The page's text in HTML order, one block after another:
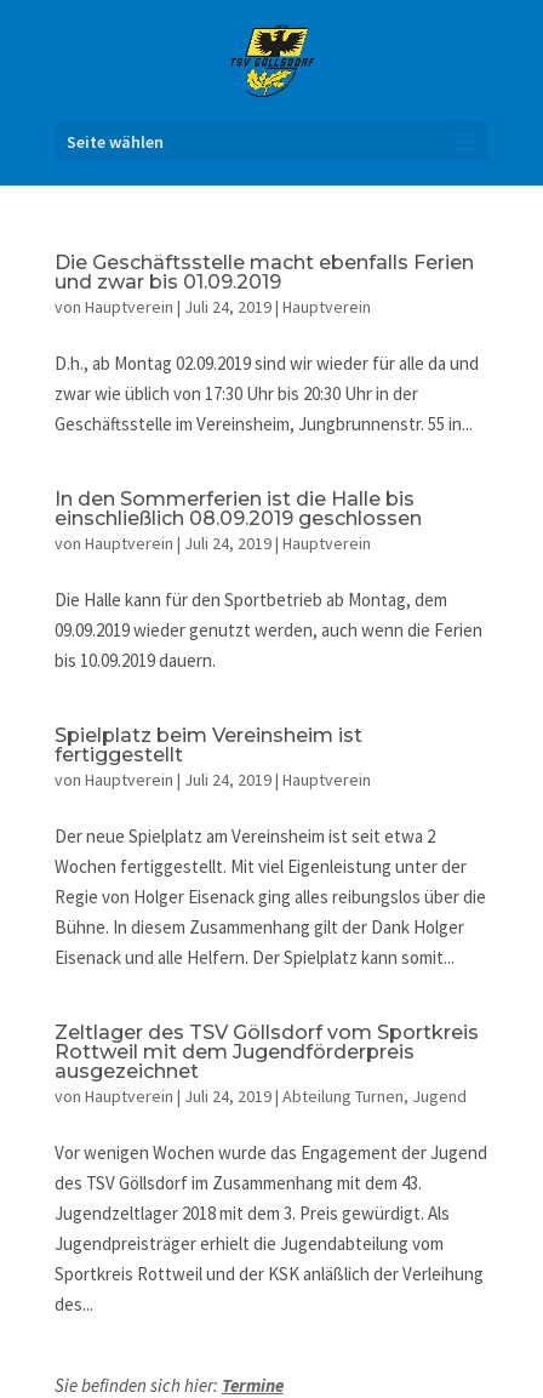
Seite wählen
Die Geschäftsstelle macht ebenfalls Ferien
und zwar bis 01.09.2019
von Hauptverein | Juli 24, 2019| Hauptverein
D.h., ab Montag 02.09.2019 sind wir wieder für alle da und
zwar wie üblich von 17:30 Uhr bis 20:30 Uhr in der
Geschäftsstelle im Vereinsheim, Jungbrunnenstr. 55 in...
In den Sommerferien ist die Halle bis
einschließlich 08.09.2019 geschlossen
von Hauptverein | Juli 24, 2019| Hauptverein
Die Halle kann für den Sportbetrieb ab Montag, dem
09.09.2019 wieder genutzt werden, auch wenn die Ferien
bis 10.09.2019 dauern.
Spielplatz beim Vereinsheim ist
fertiggestellt
von Hauptverein | Juli 24, 2019| Hauptverein
Der neue Spielplatz am Vereinsheim ist seit etwa 2
Wochen fertiggestellt. Mit viel Eigenleistung unter der
Regie von Holger Eisenack ging alles reibungslos über die
Bühne. In diesem Zusammenhang gilt der Dank Holger
Eisenack und alle Helfern. Der Spielplatz kann somit...
Zeltlager des TSV Göllsdorf vom Sportkreis
Rottweil mit dem Jugendförderpreis
ausgezeichnet
von Hauptverein | Juli 24, 2019| Abteilung Turnen, Jugend
Vor wenigen Wochen wurde das Engagement der Jugend
des TSV Göllsdorf im Zusammenhang mit dem 43.
Jugendzeltlager 2018 mit dem 3. Preis gewürdigt. Als
Jugendpreisträger erhielt die Jugendabteilung vom
Sportkreis Rottweil und der KSK anläßlich der Verleihung
des...
Sie befinden sich hier: Termine